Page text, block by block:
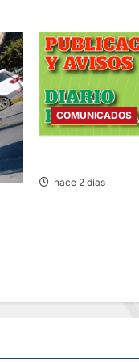
COMUNICADOS
hace 2 días